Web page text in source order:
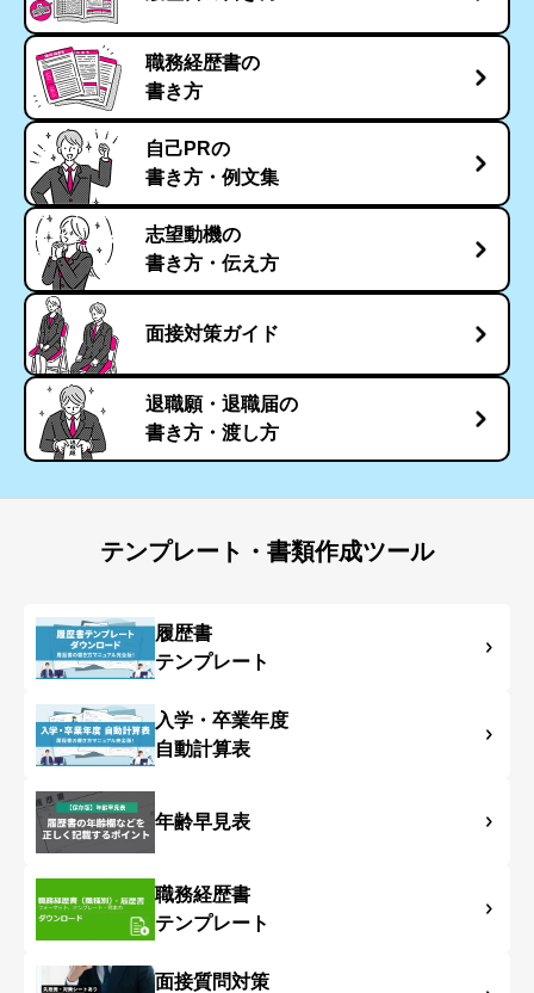
職務経歴書の
書き方
自己PRの
書き方・例文集
志望動機の
書き方・伝え方
面接対策ガイド
退職願・退職届の
書き方・渡し方
テンプレート・書類作成ツール
履歴書
テンプレート
入学・卒業年度
自動計算表
年齢早見表
職務経歴書
テンプレート
面接質問対策